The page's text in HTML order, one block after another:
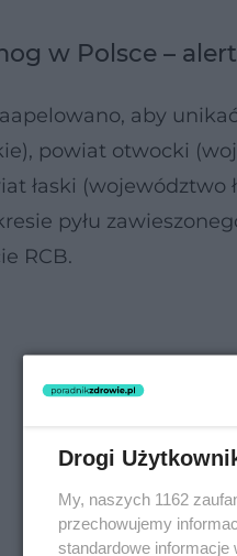
w Polsce –
aby
powiat otwocki
łaski (województwo
pyłu
RCB.
Drogi
My, naszych 1162
przechowujemy
standardowe informacje